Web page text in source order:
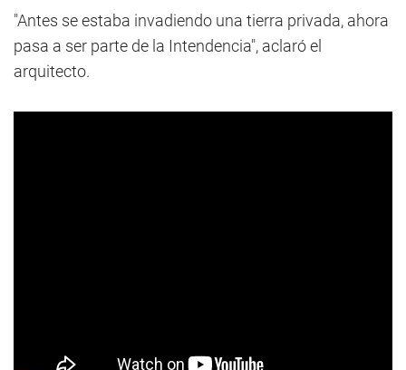
"Antes se estaba invadiendo una tierra privada, ahora
pasa a ser parte de la Intendencia", aclaró el
arquitecto.